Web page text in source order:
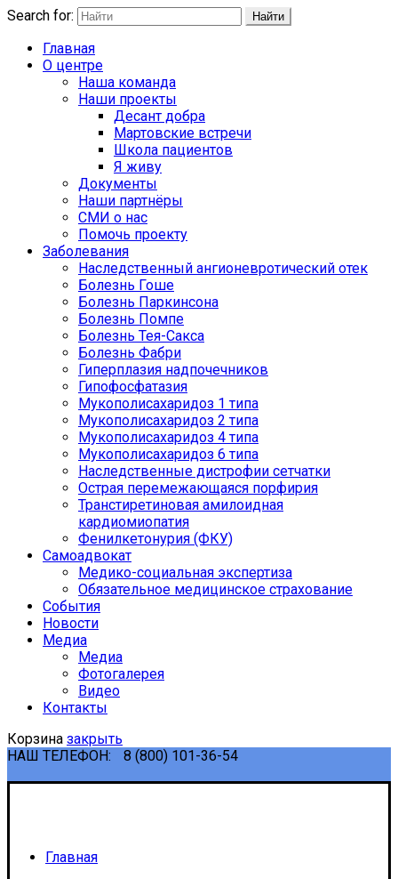
Search for: Найти
Главная
О центре
Наша команда
Наши проекты
Десант добра
Мартовские встречи
Школа пациентов
Я живу
Документы
Наши партнёры
СМИ о нас
Помочь проекту
Заболевания
Наследственный ангионевротический отек
Болезнь Гоше
Болезнь Паркинсона
Болезнь Помпе
Болезнь Тея-Сакса
Болезнь Фабри
Гиперплазия надпочечников
Гипофосфатазия
Мукополисахаридоз 1 типа
Мукополисахаридоз 2 типа
Мукополисахаридоз 4 типа
Мукополисахаридоз 6 типа
Наследственные дистрофии сетчатки
Острая перемежающаяся порфирия
Транстиретиновая амилоидная
кардиомиопатия
Фенилкетонурия (ФКУ)
Самоадвокат
Медико-социальная экспертиза
Обязательное медицинское страхование
События
Новости
Медиа
Медиа
Фотогалерея
Видео
Контакты
Корзина закрыть
НАШ ТЕЛЕФОН:
8 (800) 101-36-54
Главная